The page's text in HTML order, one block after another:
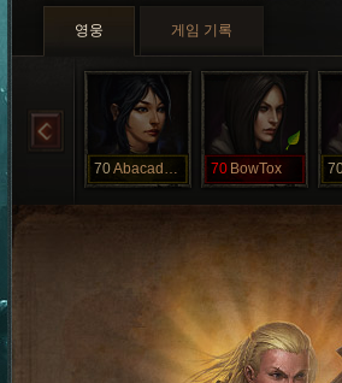
영웅 게임 기록
70 Abacadabra 70 BowTox